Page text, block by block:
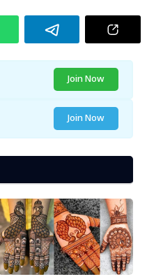
Join Now
Join Now